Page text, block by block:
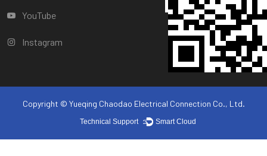
YouTube
Instagram
Copyright © Yueqing Chaodao Electrical Connection Co., Ltd.
Technical Support ： Smart Cloud